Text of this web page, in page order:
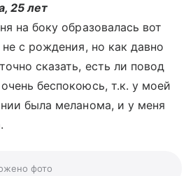
25 лет
на боку образовалась вот
с рождения, но как давно
сказать, есть ли повод
беспокоюсь, т.к. у моей
была меланома, и у меня
фото